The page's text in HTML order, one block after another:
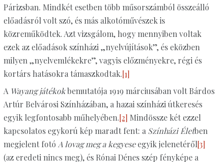
Párizsban. Mindkét esetben több műsorszámból összeálló
előadásról volt szó, és más alkotóművészek is
közreműködtek. Azt vizsgálom, hogy mennyiben voltak
ezek az előadások színházi „nyelvújítások”, és eközben
milyen „nyelvemlékekre”, vagyis előzményekre, régi és
kortárs hatásokra támaszkodtak.[1]
A Wayang játékokbemutatója 1919 márciusában volt Bárdos
Artúr Belvárosi Színházában, a hazai színházi útkeresés
egyik legfontosabb műhelyében.[2] Mindössze két ezzel
kapcsolatos egykorú kép maradt fent: a Színházi Életben
megjelent fotó A lovag meg a kegyeseegyik jelenetéről[3]
(az eredeti nincs meg), és Rónai Dénes szép fényképe a